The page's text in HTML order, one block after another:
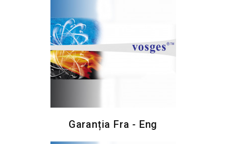
Garanția Fra - Eng